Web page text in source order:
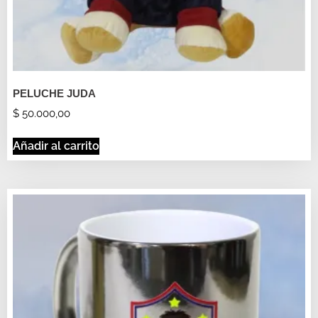
PELUCHE JUDA
$ 50.000,00
Añadir al carrito